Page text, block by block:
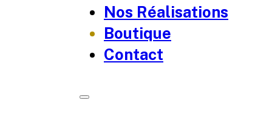
Nos Réalisations
Boutique
Contact